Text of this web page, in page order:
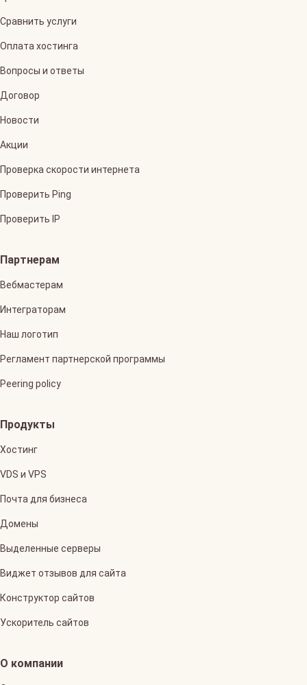
Сравнить услуги
Оплата хостинга
Вопросы и ответы
Договор
Новости
Акции
Проверка скорости интернета
Проверить Ping
Проверить IP
Партнерам
Вебмастерам
Интеграторам
Наш логотип
Регламент партнерской программы
Peering policy
Продукты
Хостинг
VDS и VPS
Почта для бизнеса
Домены
Выделенные серверы
Виджет отзывов для сайта
Конструктор сайтов
Ускоритель сайтов
О компании